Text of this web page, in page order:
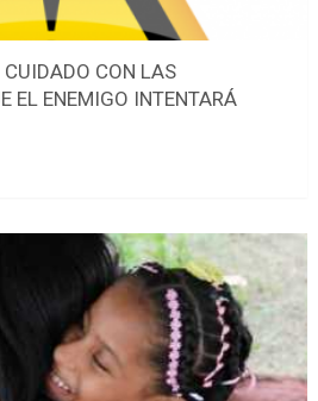
CON LAS
EL ENEMIGO INTENTARÁ